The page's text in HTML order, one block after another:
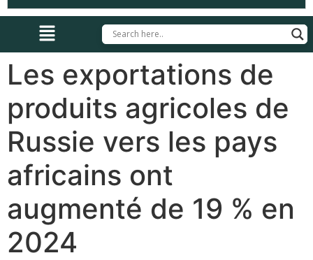
Les exportations de
produits agricoles de
Russie vers les pays
africains ont
augmenté de 19 % en
2024